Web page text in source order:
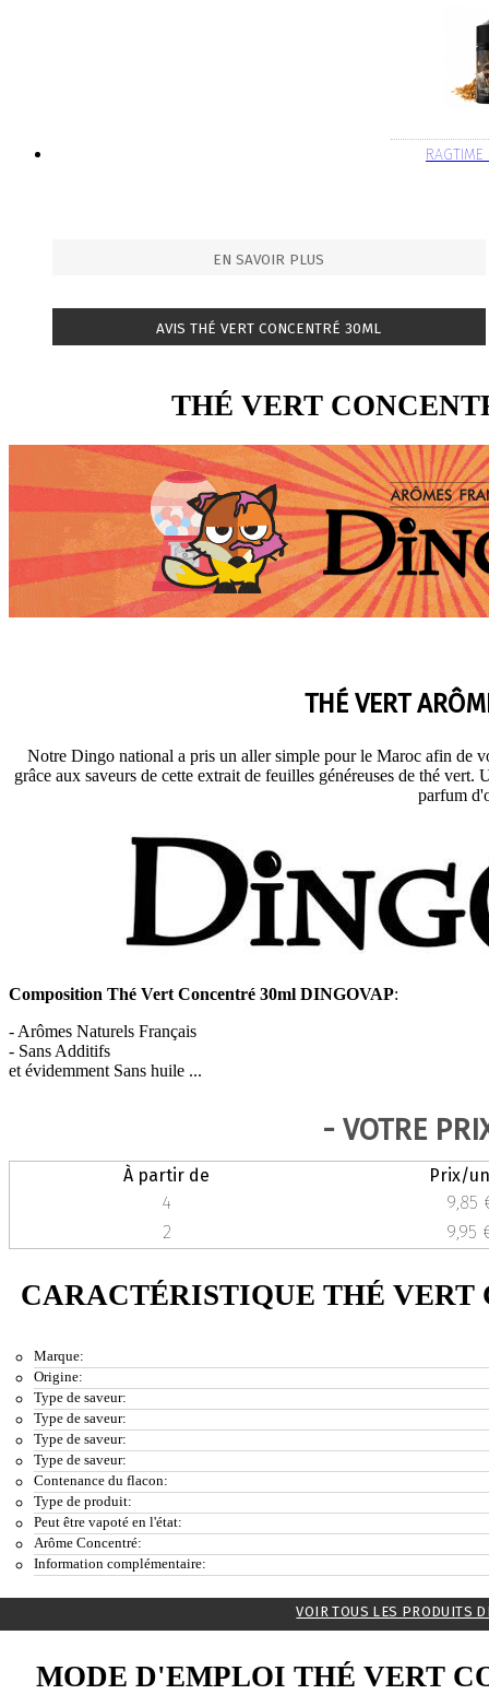
EN SAVOIR PLUS
AVIS THÉ VERT CONCENTRÉ 30ML
THÉ VERT
THÉ VERT
Notre Dingo national a pris un aller simple pour le Maroc afin de
grâce aux saveurs de cette extrait de feuilles généreuses de thé
parfum
Composition Thé Vert Concentré 30ml DINGOVAP:
- Arômes Naturels Français
- Sans Additifs
et évidemment Sans huile ...
- VOTRE
À partir de Prix/
4
9,85
2
9,95
CARACTÉRISTIQUE THÉ VERT
Marque:
Origine:
Type de saveur:
Type de saveur:
Type de saveur:
Type de saveur:
Contenance du flacon:
Type de produit:
Peut être vapoté en l'état:
Arôme Concentré:
Information complémentaire:
VOIR TOUS LES PRODUITS
MODE D'EMPLOI THÉ VERT